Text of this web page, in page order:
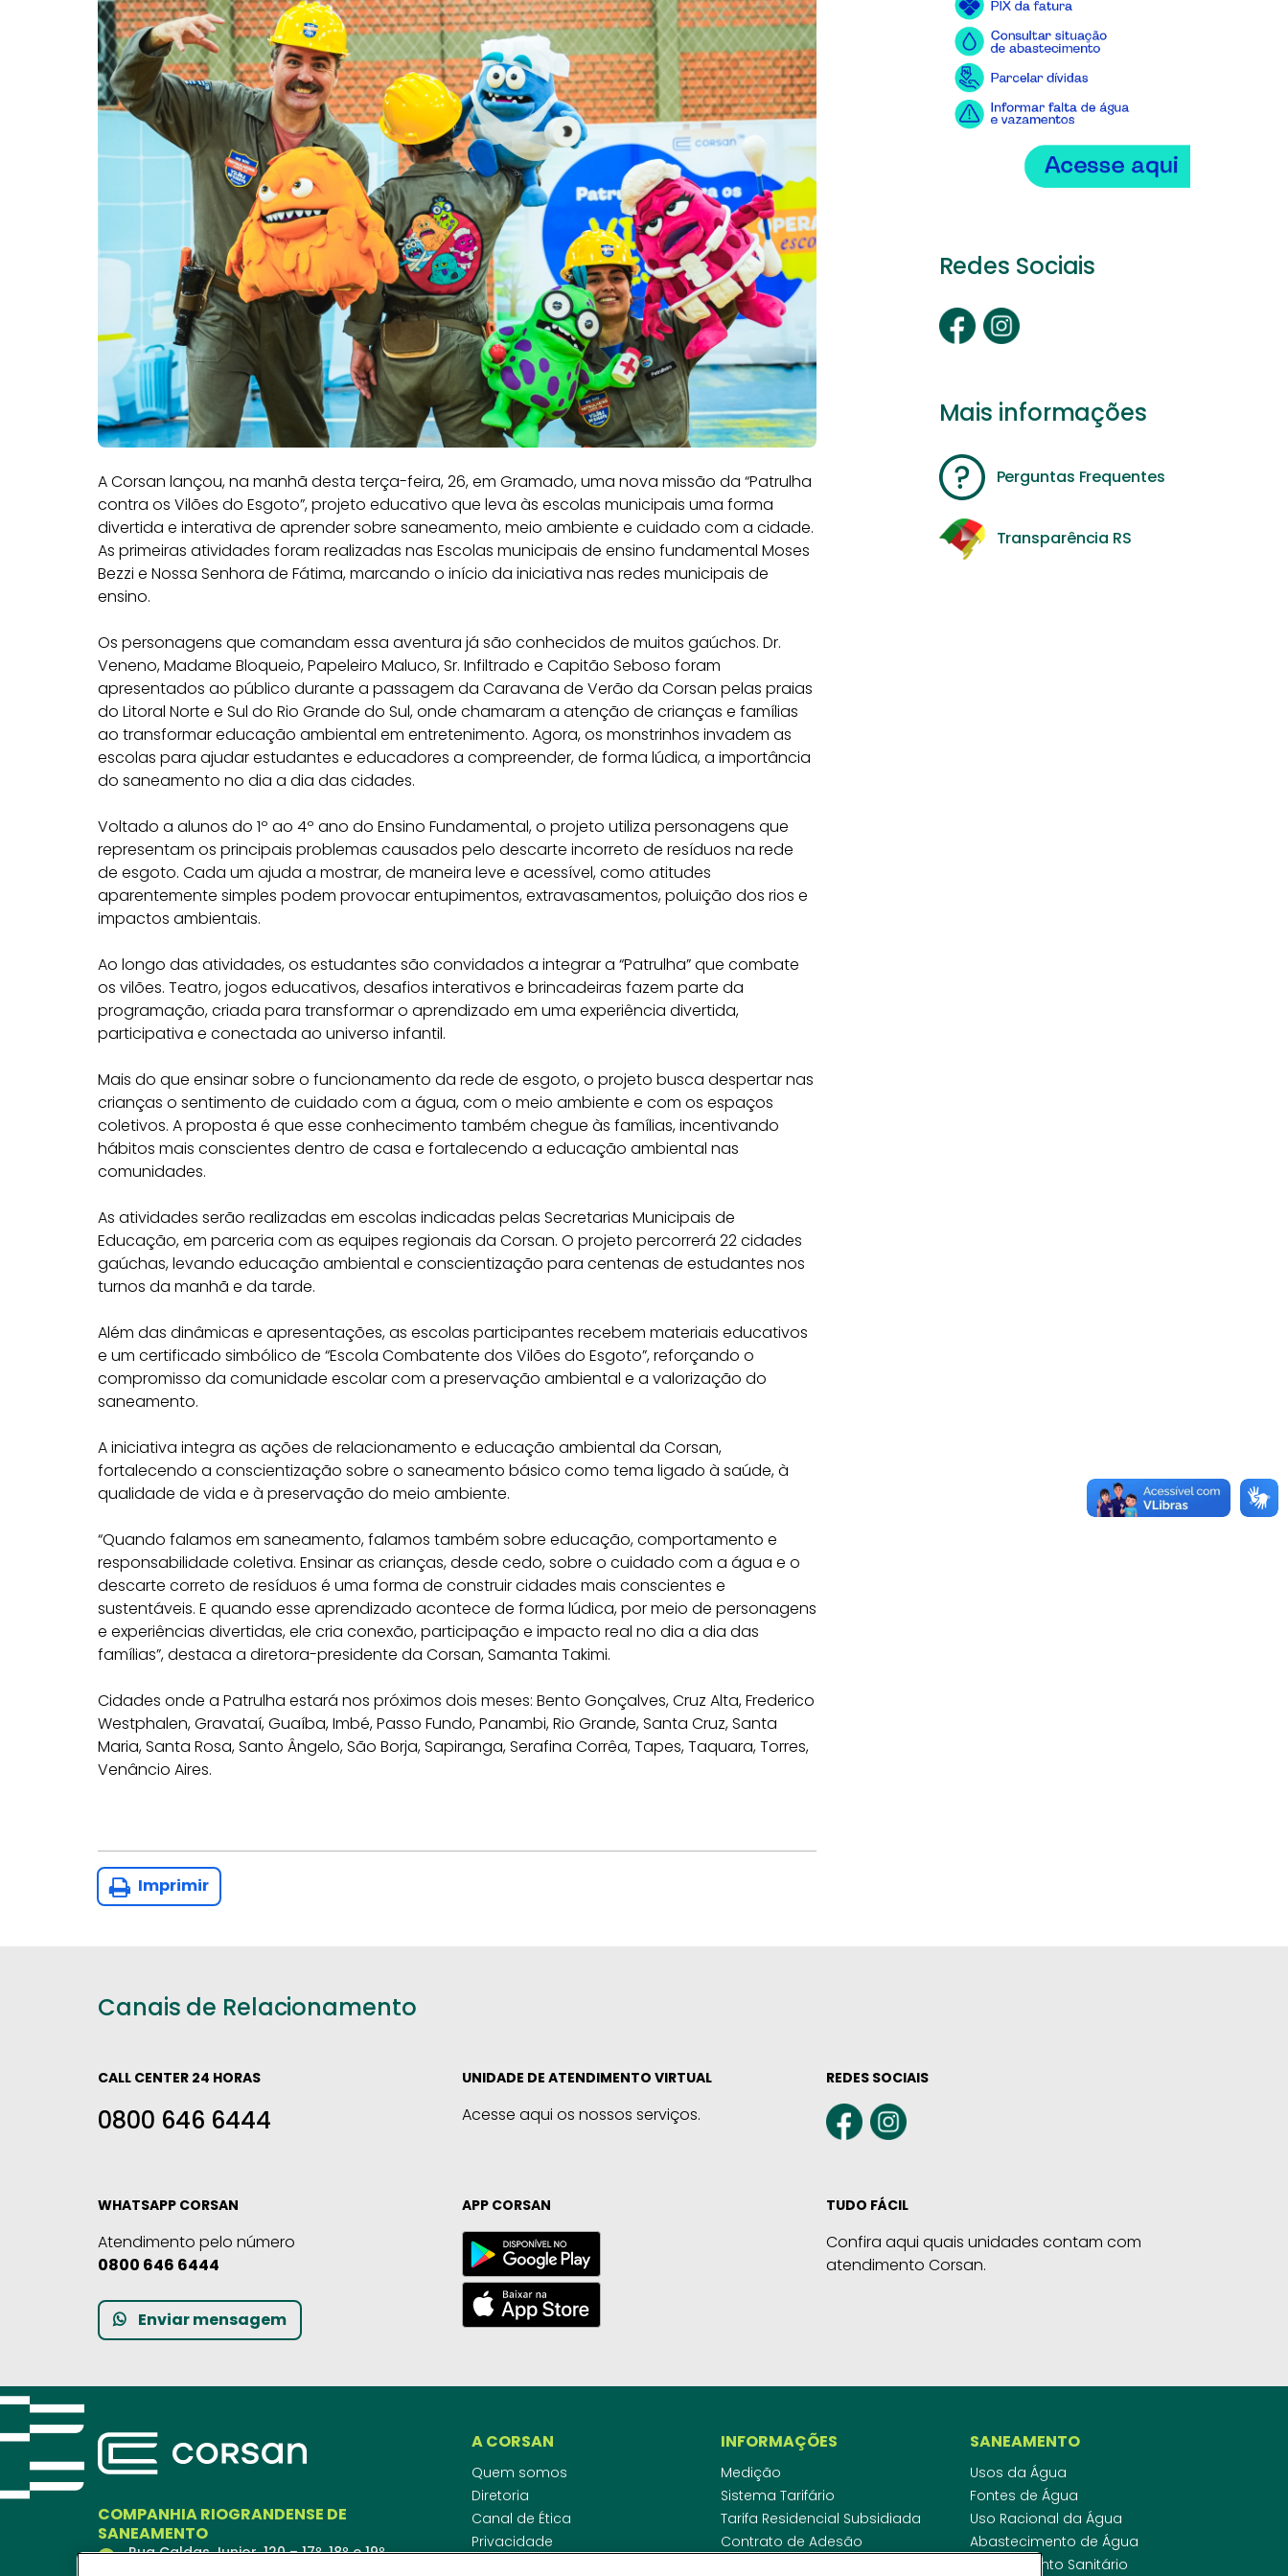
A Corsan lançou, na manhã desta terça-feira, 26, em Gramado, uma nova missão da “Patrulha
contra os Vilões do Esgoto”, projeto educativo que leva às escolas municipais uma forma
divertida e interativa de aprender sobre saneamento, meio ambiente e cuidado com a cidade.
As primeiras atividades foram realizadas nas Escolas municipais de ensino fundamental Moses
Bezzi e Nossa Senhora de Fátima, marcando o início da iniciativa nas redes municipais de
ensino.
Os personagens que comandam essa aventura já são conhecidos de muitos gaúchos. Dr.
Veneno, Madame Bloqueio, Papeleiro Maluco, Sr. Infiltrado e Capitão Seboso foram
apresentados ao público durante a passagem da Caravana de Verão da Corsan pelas praias
do Litoral Norte e Sul do Rio Grande do Sul, onde chamaram a atenção de crianças e famílias
ao transformar educação ambiental em entretenimento. Agora, os monstrinhos invadem as
escolas para ajudar estudantes e educadores a compreender, de forma lúdica, a importância
do saneamento no dia a dia das cidades.
Voltado a alunos do 1º ao 4º ano do Ensino Fundamental, o projeto utiliza personagens que
representam os principais problemas causados pelo descarte incorreto de resíduos na rede
de esgoto. Cada um ajuda a mostrar, de maneira leve e acessível, como atitudes
aparentemente simples podem provocar entupimentos, extravasamentos, poluição dos rios e
impactos ambientais.
Ao longo das atividades, os estudantes são convidados a integrar a “Patrulha” que combate
os vilões. Teatro, jogos educativos, desafios interativos e brincadeiras fazem parte da
programação, criada para transformar o aprendizado em uma experiência divertida,
participativa e conectada ao universo infantil.
Mais do que ensinar sobre o funcionamento da rede de esgoto, o projeto busca despertar nas
crianças o sentimento de cuidado com a água, com o meio ambiente e com os espaços
coletivos. A proposta é que esse conhecimento também chegue às famílias, incentivando
hábitos mais conscientes dentro de casa e fortalecendo a educação ambiental nas
comunidades.
As atividades serão realizadas em escolas indicadas pelas Secretarias Municipais de
Educação, em parceria com as equipes regionais da Corsan. O projeto percorrerá 22 cidades
gaúchas, levando educação ambiental e conscientização para centenas de estudantes nos
turnos da manhã e da tarde.
Além das dinâmicas e apresentações, as escolas participantes recebem materiais educativos
e um certificado simbólico de “Escola Combatente dos Vilões do Esgoto”, reforçando o
compromisso da comunidade escolar com a preservação ambiental e a valorização do
saneamento.
A iniciativa integra as ações de relacionamento e educação ambiental da Corsan,
fortalecendo a conscientização sobre o saneamento básico como tema ligado à saúde, à
qualidade de vida e à preservação do meio ambiente.
“Quando falamos em saneamento, falamos também sobre educação, comportamento e
responsabilidade coletiva. Ensinar as crianças, desde cedo, sobre o cuidado com a água e o
descarte correto de resíduos é uma forma de construir cidades mais conscientes e
sustentáveis. E quando esse aprendizado acontece de forma lúdica, por meio de personagens
e experiências divertidas, ele cria conexão, participação e impacto real no dia a dia das
famílias”, destaca a diretora-presidente da Corsan, Samanta Takimi.
Cidades onde a Patrulha estará nos próximos dois meses: Bento Gonçalves, Cruz Alta, Frederico
Westphalen, Gravataí, Guaíba, Imbé, Passo Fundo, Panambi, Rio Grande, Santa Cruz, Santa
Maria, Santa Rosa, Santo Ângelo, São Borja, Sapiranga, Serafina Corrêa, Tapes, Taquara, Torres,
Venâncio Aires.
Imprimir
Redes Sociais
Mais informações
Perguntas Frequentes
Transparência RS
Canais de Relacionamento
CALL CENTER 24 HORAS
0800 646 6444
UNIDADE DE ATENDIMENTO VIRTUAL
Acesse aqui os nossos serviços.
REDES SOCIAIS
WHATSAPP CORSAN
Atendimento pelo número
0800 646 6444
Enviar mensagem
APP CORSAN TUDO FÁCIL
Confira aqui quais unidades contam com
atendimento Corsan.
COMPANHIA RIOGRANDENSE DE
SANEAMENTO
Rua Caldas Junior, 120 – 17º, 18º e 19º
A CORSAN
Quem somos
Diretoria
Canal de Ética
Privacidade
INFORMAÇÕES
Medição
Sistema Tarifário
Tarifa Residencial Subsidiada
Contrato de Adesão
SANEAMENTO
Usos da Água
Fontes de Água
Uso Racional da Água
Abastecimento de Água
Esgotamento Sanitário